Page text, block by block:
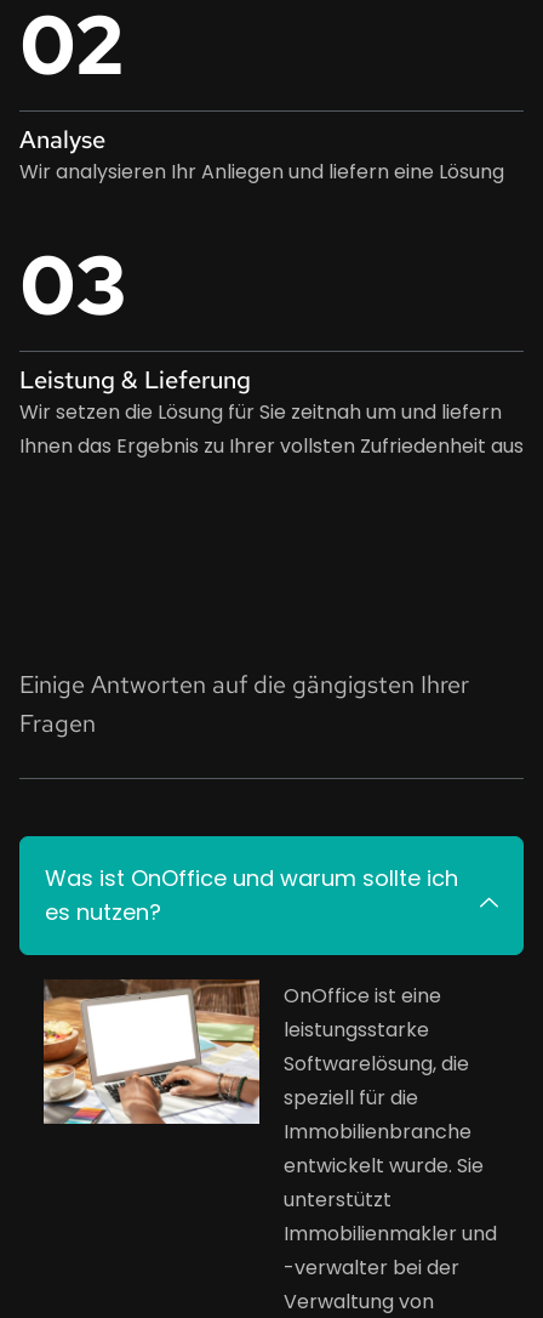
02
Analyse
Wir analysieren Ihr Anliegen und liefern eine Lösung
03
Leistung & Lieferung
Wir setzen die Lösung für Sie zeitnah um und liefern
Ihnen das Ergebnis zu Ihrer vollsten Zufriedenheit aus
Einige Antworten auf die gängigsten Ihrer
Fragen
Was ist OnOffice und warum sollte ich
es nutzen?
OnOffice ist eine
leistungsstarke
Softwarelösung, die
speziell für die
Immobilienbranche
entwickelt wurde. Sie
unterstützt
Immobilienmakler und
-verwalter bei der
Verwaltung von